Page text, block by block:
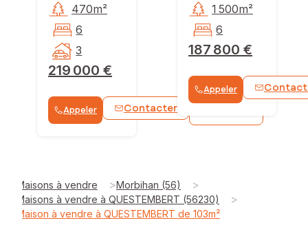
219 000 €
470m²
6
3
Appeler Contacter
187 800 €
1 500m²
6
Appeler
Maisons à vendre >Morbihan (56) >
Maisons à vendre à QUESTEMBERT (56230) >
Maison à vendre à QUESTEMBERT de 103m²